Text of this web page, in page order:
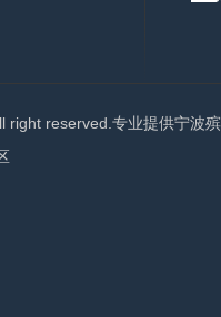
reserved.专业提供宁波